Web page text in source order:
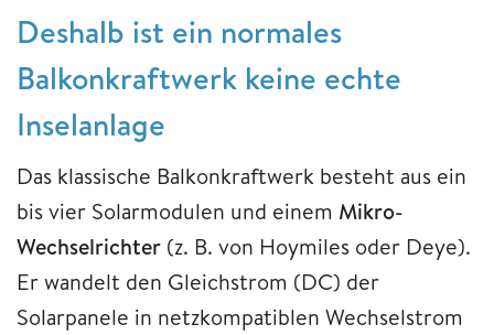
Deshalb ist ein normales
Balkonkraftwerk keine echte
Inselanlage
Das klassische Balkonkraftwerk besteht aus ein
bis vier Solarmodulen und einem Mikro-
Wechselrichter (z. B. von Hoymiles oder Deye).
Er wandelt den Gleichstrom (DC) der
Solarpanele in netzkompatiblen Wechselstrom